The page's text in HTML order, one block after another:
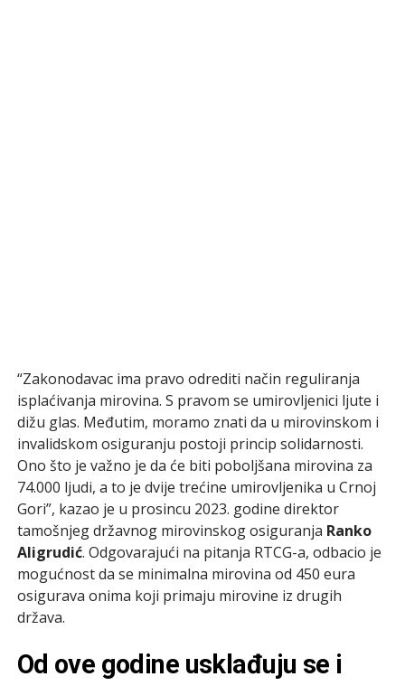
“Zakonodavac ima pravo odrediti način reguliranja
isplaćivanja mirovina. S pravom se umirovljenici ljute i
dižu glas. Međutim, moramo znati da u mirovinskom i
invalidskom osiguranju postoji princip solidarnosti.
Ono što je važno je da će biti poboljšana mirovina za
74.000 ljudi, a to je dvije trećine umirovljenika u Crnoj
Gori”, kazao je u prosincu 2023. godine direktor
tamošnjeg državnog mirovinskog osiguranja Ranko
Aligrudić. Odgovarajući na pitanja RTCG-a, odbacio je
mogućnost da se minimalna mirovina od 450 eura
osigurava onima koji primaju mirovine iz drugih
država.
Od ove godine usklađuju se i